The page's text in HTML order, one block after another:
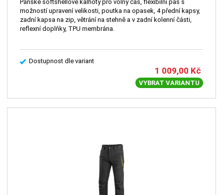
Pánské softshellové kalhoty pro volný čas, flexibilní pas s
možností upravení velikosti, poutka na opasek, 4 přední kapsy,
zadní kapsa na zip, větrání na stehně a v zadní kolenní části,
reflexní doplňky, TPU membrána.
Dostupnost dle variant
1 009,00 Kč
VYBRAT VARIANTU